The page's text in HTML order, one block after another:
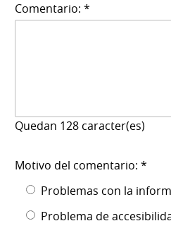
Comentario: *
Quedan 128 caracter(es)
Motivo del comentario: *
Problemas con la
Problema de